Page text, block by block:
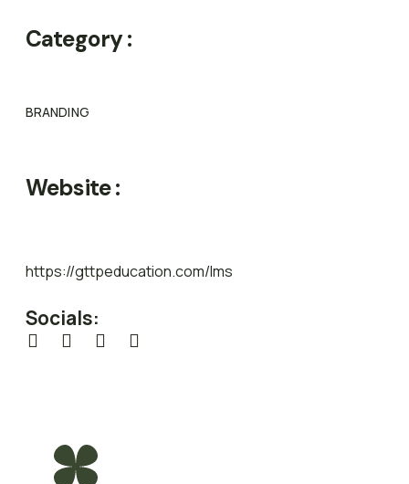
Category :
BRANDING
Website :
https://gttpeducation.com/lms
Socials: